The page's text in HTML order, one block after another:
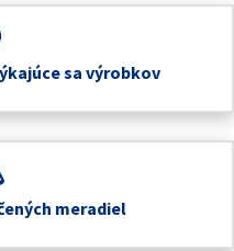
sa výrobkov
meradiel